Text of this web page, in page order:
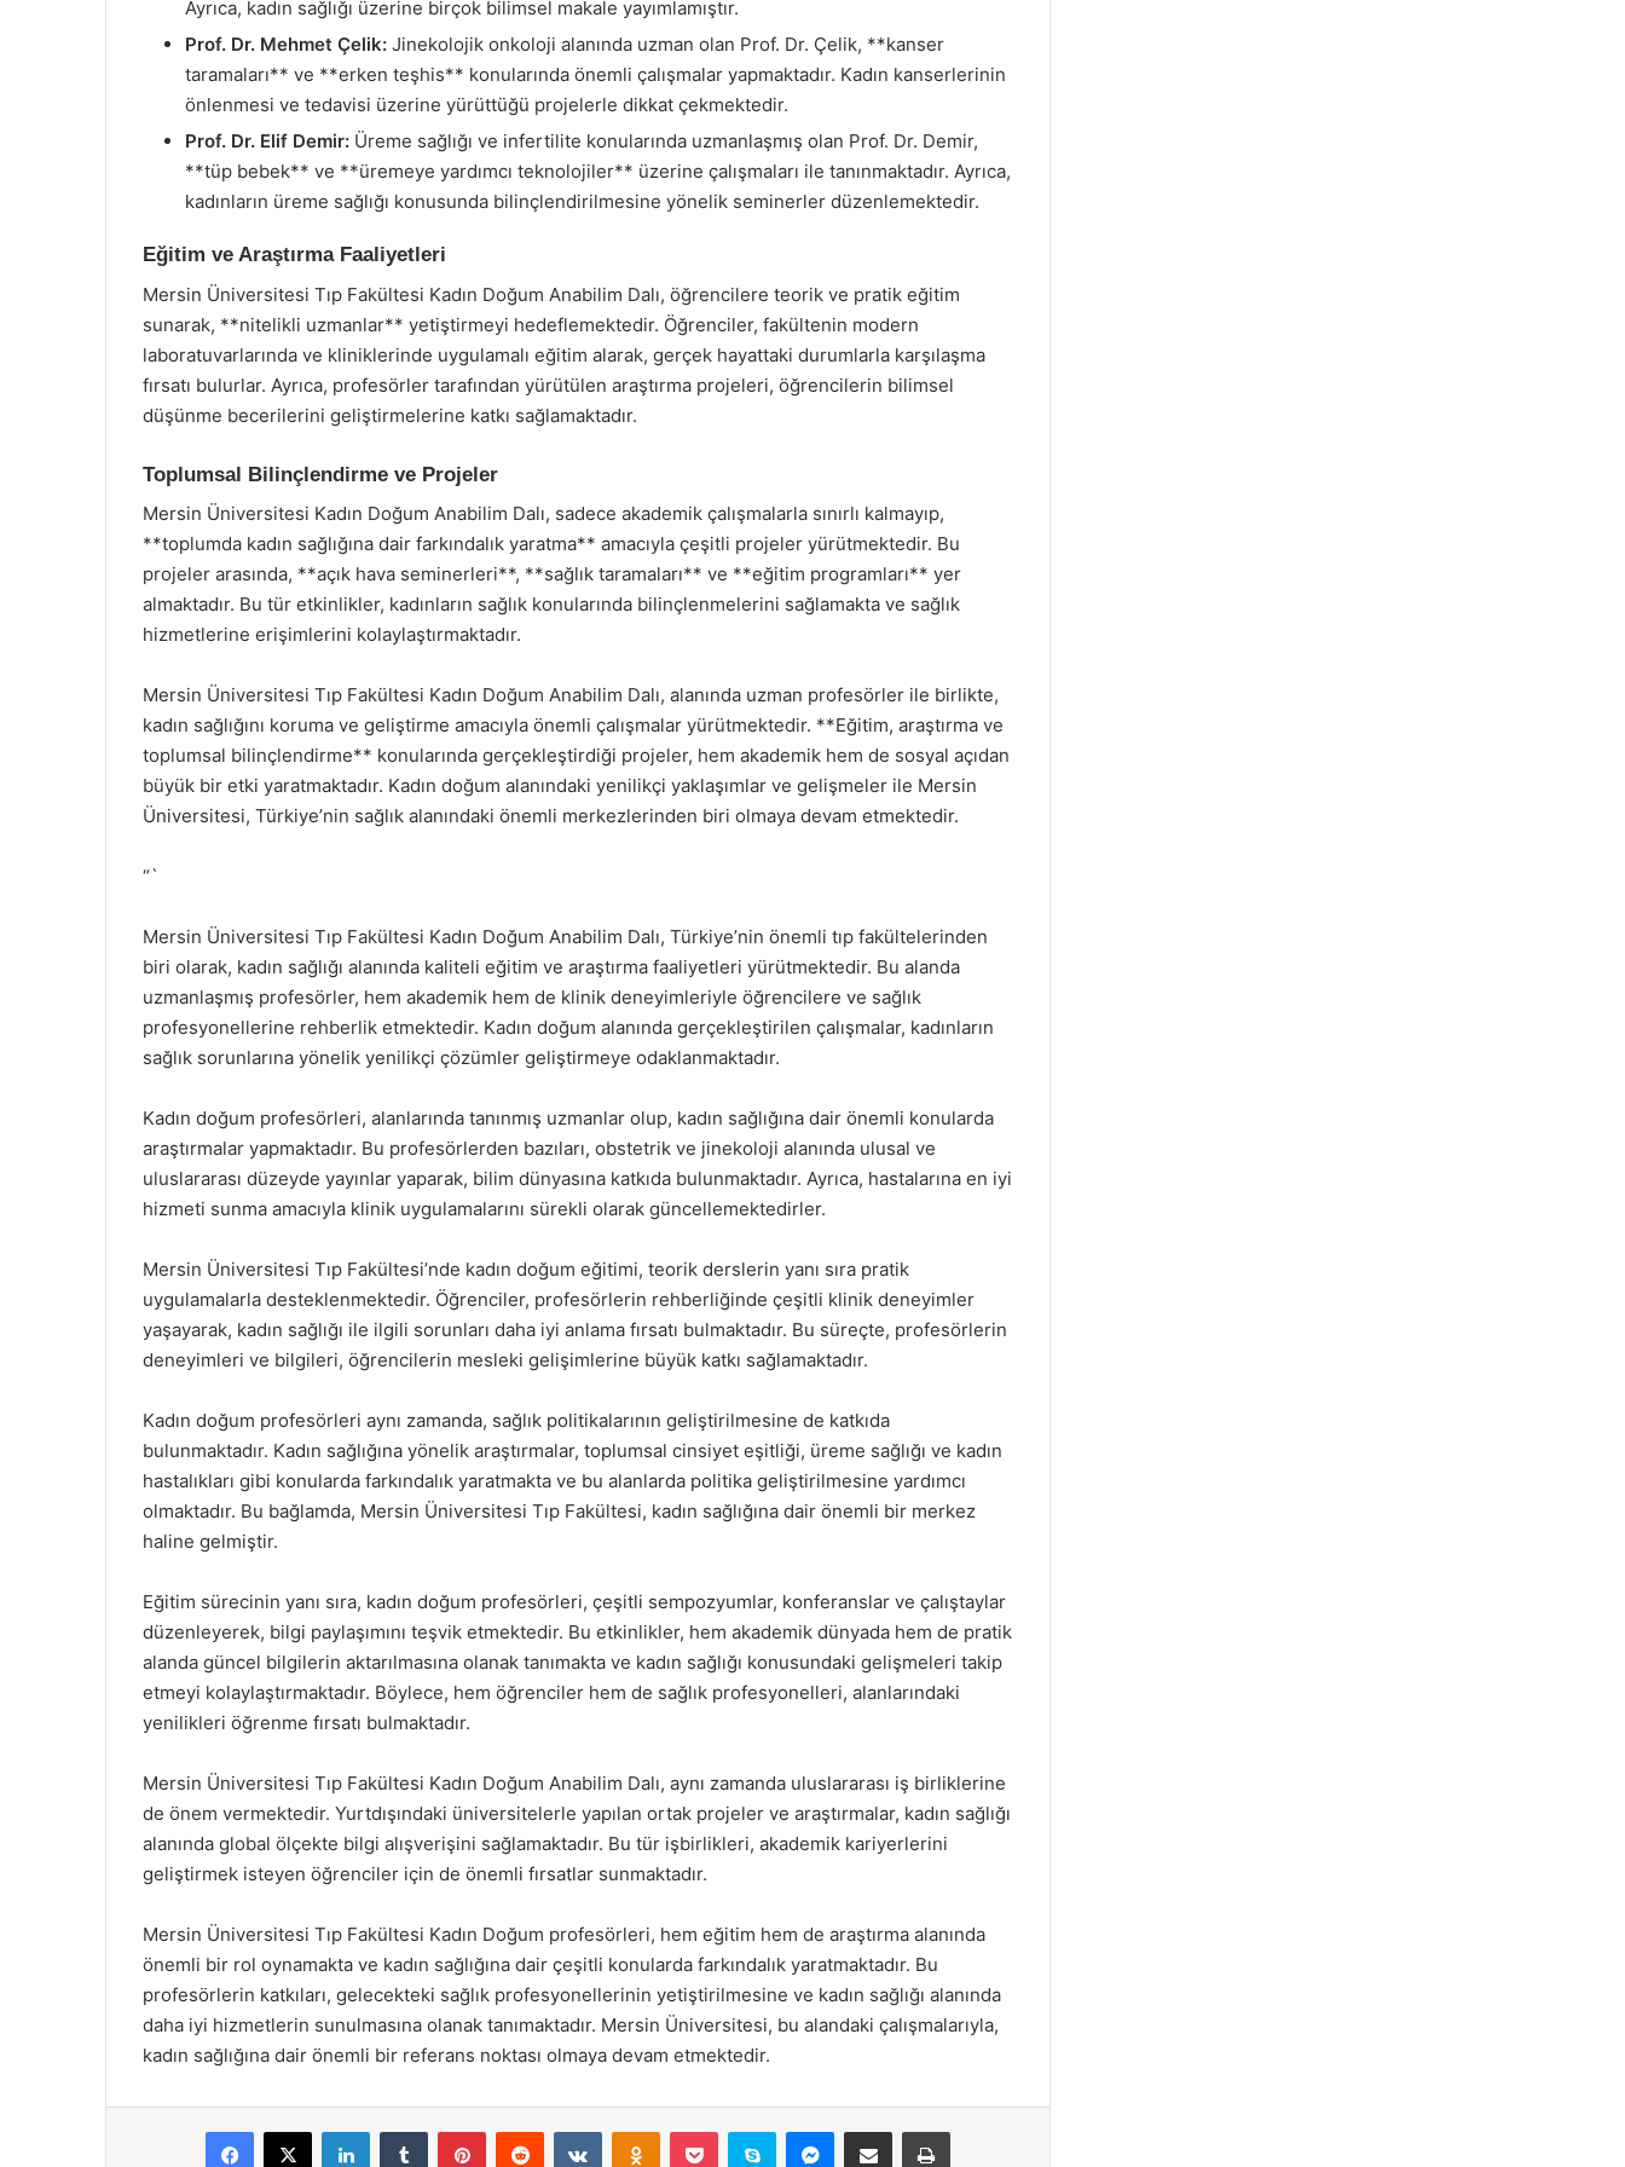
Ayrıca, kadın sağlığı üzerine birçok bilimsel makale yayımlamıştır.
Prof. Dr. Mehmet Çelik: Jinekolojik onkoloji alanında uzman olan Prof. Dr. Çelik, **kanser
taramaları** ve **erken teşhis** konularında önemli çalışmalar yapmaktadır. Kadın kanserlerinin
önlenmesi ve tedavisi üzerine yürüttüğü projelerle dikkat çekmektedir.
Prof. Dr. Elif Demir: Üreme sağlığı ve infertilite konularında uzmanlaşmış olan Prof. Dr. Demir,
**tüp bebek** ve **üremeye yardımcı teknolojiler** üzerine çalışmaları ile tanınmaktadır. Ayrıca,
kadınların üreme sağlığı konusunda bilinçlendirilmesine yönelik seminerler düzenlemektedir.
Eğitim ve Araştırma Faaliyetleri
Mersin Üniversitesi Tıp Fakültesi Kadın Doğum Anabilim Dalı, öğrencilere teorik ve pratik eğitim
sunarak, **nitelikli uzmanlar** yetiştirmeyi hedeflemektedir. Öğrenciler, fakültenin modern
laboratuvarlarında ve kliniklerinde uygulamalı eğitim alarak, gerçek hayattaki durumlarla karşılaşma
fırsatı bulurlar. Ayrıca, profesörler tarafından yürütülen araştırma projeleri, öğrencilerin bilimsel
düşünme becerilerini geliştirmelerine katkı sağlamaktadır.
Toplumsal Bilinçlendirme ve Projeler
Mersin Üniversitesi Kadın Doğum Anabilim Dalı, sadece akademik çalışmalarla sınırlı kalmayıp,
**toplumda kadın sağlığına dair farkındalık yaratma** amacıyla çeşitli projeler yürütmektedir. Bu
projeler arasında, **açık hava seminerleri**, **sağlık taramaları** ve **eğitim programları** yer
almaktadır. Bu tür etkinlikler, kadınların sağlık konularında bilinçlenmelerini sağlamakta ve sağlık
hizmetlerine erişimlerini kolaylaştırmaktadır.
Mersin Üniversitesi Tıp Fakültesi Kadın Doğum Anabilim Dalı, alanında uzman profesörler ile birlikte,
kadın sağlığını koruma ve geliştirme amacıyla önemli çalışmalar yürütmektedir. **Eğitim, araştırma ve
toplumsal bilinçlendirme** konularında gerçekleştirdiği projeler, hem akademik hem de sosyal açıdan
büyük bir etki yaratmaktadır. Kadın doğum alanındaki yenilikçi yaklaşımlar ve gelişmeler ile Mersin
Üniversitesi, Türkiye’nin sağlık alanındaki önemli merkezlerinden biri olmaya devam etmektedir.
“`
Mersin Üniversitesi Tıp Fakültesi Kadın Doğum Anabilim Dalı, Türkiye’nin önemli tıp fakültelerinden
biri olarak, kadın sağlığı alanında kaliteli eğitim ve araştırma faaliyetleri yürütmektedir. Bu alanda
uzmanlaşmış profesörler, hem akademik hem de klinik deneyimleriyle öğrencilere ve sağlık
profesyonellerine rehberlik etmektedir. Kadın doğum alanında gerçekleştirilen çalışmalar, kadınların
sağlık sorunlarına yönelik yenilikçi çözümler geliştirmeye odaklanmaktadır.
Kadın doğum profesörleri, alanlarında tanınmış uzmanlar olup, kadın sağlığına dair önemli konularda
araştırmalar yapmaktadır. Bu profesörlerden bazıları, obstetrik ve jinekoloji alanında ulusal ve
uluslararası düzeyde yayınlar yaparak, bilim dünyasına katkıda bulunmaktadır. Ayrıca, hastalarına en iyi
hizmeti sunma amacıyla klinik uygulamalarını sürekli olarak güncellemektedirler.
Mersin Üniversitesi Tıp Fakültesi’nde kadın doğum eğitimi, teorik derslerin yanı sıra pratik
uygulamalarla desteklenmektedir. Öğrenciler, profesörlerin rehberliğinde çeşitli klinik deneyimler
yaşayarak, kadın sağlığı ile ilgili sorunları daha iyi anlama fırsatı bulmaktadır. Bu süreçte, profesörlerin
deneyimleri ve bilgileri, öğrencilerin mesleki gelişimlerine büyük katkı sağlamaktadır.
Kadın doğum profesörleri aynı zamanda, sağlık politikalarının geliştirilmesine de katkıda
bulunmaktadır. Kadın sağlığına yönelik araştırmalar, toplumsal cinsiyet eşitliği, üreme sağlığı ve kadın
hastalıkları gibi konularda farkındalık yaratmakta ve bu alanlarda politika geliştirilmesine yardımcı
olmaktadır. Bu bağlamda, Mersin Üniversitesi Tıp Fakültesi, kadın sağlığına dair önemli bir merkez
haline gelmiştir.
Eğitim sürecinin yanı sıra, kadın doğum profesörleri, çeşitli sempozyumlar, konferanslar ve çalıştaylar
düzenleyerek, bilgi paylaşımını teşvik etmektedir. Bu etkinlikler, hem akademik dünyada hem de pratik
alanda güncel bilgilerin aktarılmasına olanak tanımakta ve kadın sağlığı konusundaki gelişmeleri takip
etmeyi kolaylaştırmaktadır. Böylece, hem öğrenciler hem de sağlık profesyonelleri, alanlarındaki
yenilikleri öğrenme fırsatı bulmaktadır.
Mersin Üniversitesi Tıp Fakültesi Kadın Doğum Anabilim Dalı, aynı zamanda uluslararası iş birliklerine
de önem vermektedir. Yurtdışındaki üniversitelerle yapılan ortak projeler ve araştırmalar, kadın sağlığı
alanında global ölçekte bilgi alışverişini sağlamaktadır. Bu tür işbirlikleri, akademik kariyerlerini
geliştirmek isteyen öğrenciler için de önemli fırsatlar sunmaktadır.
Mersin Üniversitesi Tıp Fakültesi Kadın Doğum profesörleri, hem eğitim hem de araştırma alanında
önemli bir rol oynamakta ve kadın sağlığına dair çeşitli konularda farkındalık yaratmaktadır. Bu
profesörlerin katkıları, gelecekteki sağlık profesyonellerinin yetiştirilmesine ve kadın sağlığı alanında
daha iyi hizmetlerin sunulmasına olanak tanımaktadır. Mersin Üniversitesi, bu alandaki çalışmalarıyla,
kadın sağlığına dair önemli bir referans noktası olmaya devam etmektedir.
Facebook
X LinkedInTumblr PinterestReddit VKontakteOdnoklassniki
Pocket Skype Messenger
E-Posta ile paylaş Yazdır